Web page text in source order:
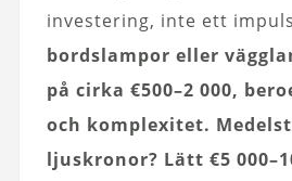
investering, inte ett
bordslampor eller
på cirka €500–2 000,
och komplexitet.
ljuskronor? Lätt €5